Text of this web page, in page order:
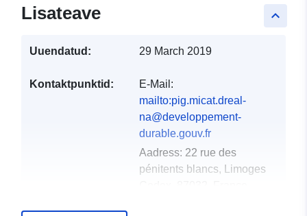
keyboard_arrow_up
Lisateave
Uuendatud: 29 March 2019
Kontaktpunktid:
E-Mail:
mailto:pig.micat.dreal-
na@developpement-
durable.gouv.fr
Aadress: 22 rue des
pénitents blancs, Limoges